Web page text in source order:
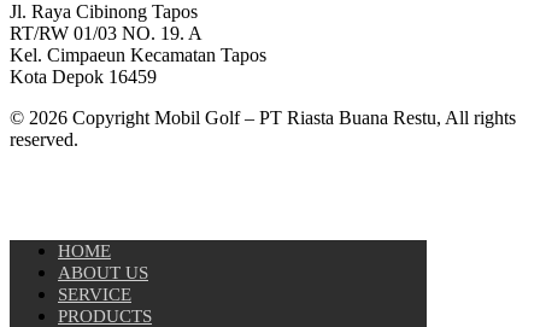
Jl. Raya Cibinong Tapos
RT/RW 01/03 NO. 19. A
Kel. Cimpaeun Kecamatan Tapos
Kota Depok 16459
© 2026 Copyright Mobil Golf – PT Riasta Buana Restu, All rights
reserved.
HOME
ABOUT US
SERVICE
PRODUCTS